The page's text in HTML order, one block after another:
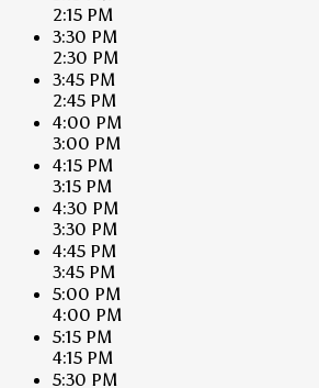
2:15 PM
3:30 PM
2:30 PM
3:45 PM
2:45 PM
4:00 PM
3:00 PM
4:15 PM
3:15 PM
4:30 PM
3:30 PM
4:45 PM
3:45 PM
5:00 PM
4:00 PM
5:15 PM
4:15 PM
5:30 PM